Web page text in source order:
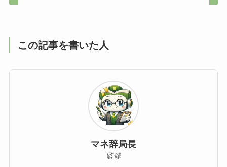
この記事を書いた人
マネ辞局長
監修